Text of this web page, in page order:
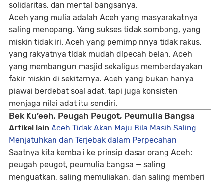
solidaritas, dan mental bangsanya.
Aceh yang mulia adalah Aceh yang masyarakatnya
saling menopang. Yang sukses tidak sombong, yang
miskin tidak iri. Aceh yang pemimpinnya tidak rakus,
yang rakyatnya tidak mudah dipecah belah. Aceh
yang membangun masjid sekaligus memberdayakan
fakir miskin di sekitarnya. Aceh yang bukan hanya
piawai berdebat soal adat, tapi juga konsisten
menjaga nilai adat itu sendiri.
Bek Ku’eeh, Peugah Peugot, Peumulia Bangsa
Artikel lain Aceh Tidak Akan Maju Bila Masih Saling
Menjatuhkan dan Terjebak dalam Perpecahan
Saatnya kita kembali ke prinsip dasar orang Aceh:
peugah peugot, peumulia bangsa — saling
menguatkan, saling memuliakan, dan saling memberi